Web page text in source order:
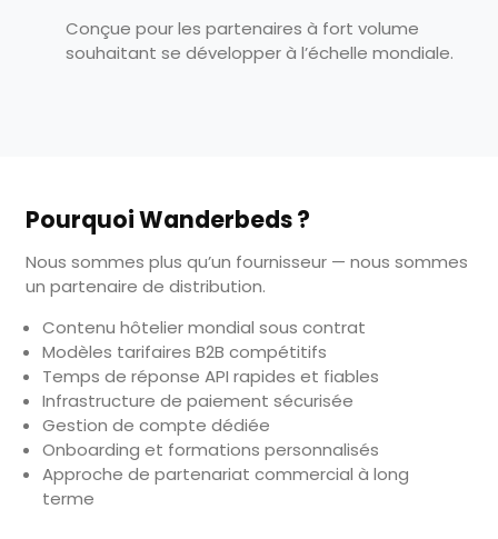
Conçue pour les partenaires à fort volume
souhaitant se développer à l’échelle mondiale.
Pourquoi Wanderbeds ?
Nous sommes plus qu’un fournisseur — nous sommes
un partenaire de distribution.
Contenu hôtelier mondial sous contrat
Modèles tarifaires B2B compétitifs
Temps de réponse API rapides et fiables
Infrastructure de paiement sécurisée
Gestion de compte dédiée
Onboarding et formations personnalisés
Approche de partenariat commercial à long
terme